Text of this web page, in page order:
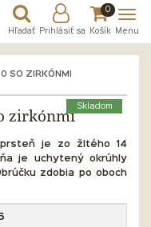
Hľadať Prihlásiť sa
0
Košík Menu
SO ZIRKÓNMI
Skladom
zirkónmi
je zo žltého 14
je uchytený okrúhly
zdobia po oboch